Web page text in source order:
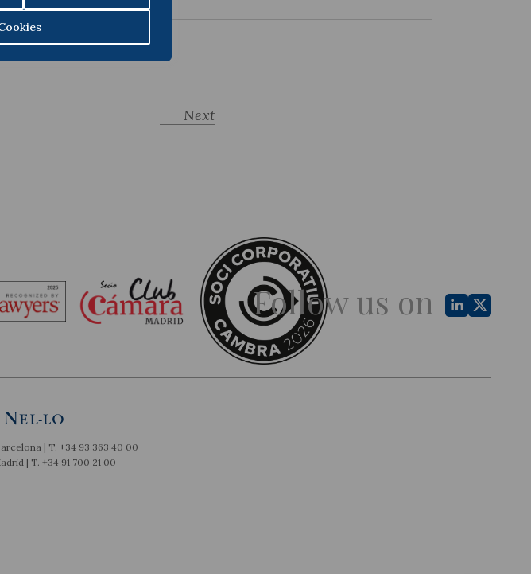
Next
Follow us on
| T. +34 93 363 40 00
| T. +34 91 700 21 00